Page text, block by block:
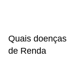
Quais
de Renda